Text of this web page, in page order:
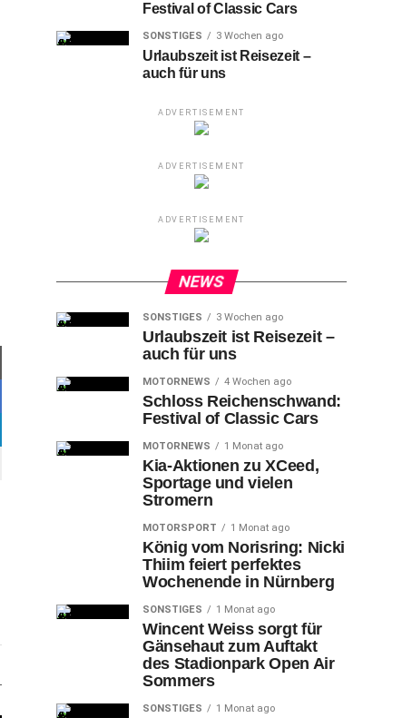
Festival of Classic Cars
SONSTIGES 3 Wochen ago
Urlaubszeit ist Reisezeit –
auch für uns
ADVERTISEMENT
ADVERTISEMENT
ADVERTISEMENT
NEWS
SONSTIGES 3 Wochen ago
Urlaubszeit ist Reisezeit –
auch für uns
MOTORNEWS 4 Wochen ago
Schloss Reichenschwand:
Festival of Classic Cars
MOTORNEWS 1 Monat ago
Kia-Aktionen zu XCeed,
Sportage und vielen
Stromern
MOTORSPORT 1 Monat ago
König vom Norisring: Nicki
Thiim feiert perfektes
Wochenende in Nürnberg
SONSTIGES 1 Monat ago
Wincent Weiss sorgt für
Gänsehaut zum Auftakt
des Stadionpark Open Air
Sommers
SONSTIGES 1 Monat ago